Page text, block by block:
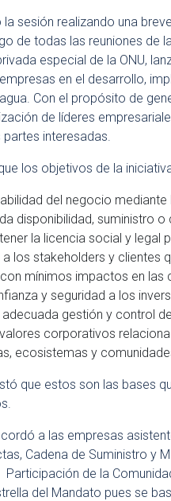
la sesión realizando una
de todas las reuniones de
especial de la ONU,
en el desarrollo,
Con el propósito de
de líderes
interesadas.
los objetivos de la
del negocio
disponibilidad, suministro o
la licencia social y legal
los stakeholders y clientes
mínimos impactos en
y seguridad a los
gestión y control
corporativos
ecosistemas y
que estos son las bases
a las empresas
Cadena de Suministro y
Participación de la
del Mandato pues se